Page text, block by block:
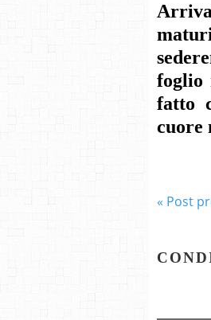
foglio
fatto
cuore
« Post